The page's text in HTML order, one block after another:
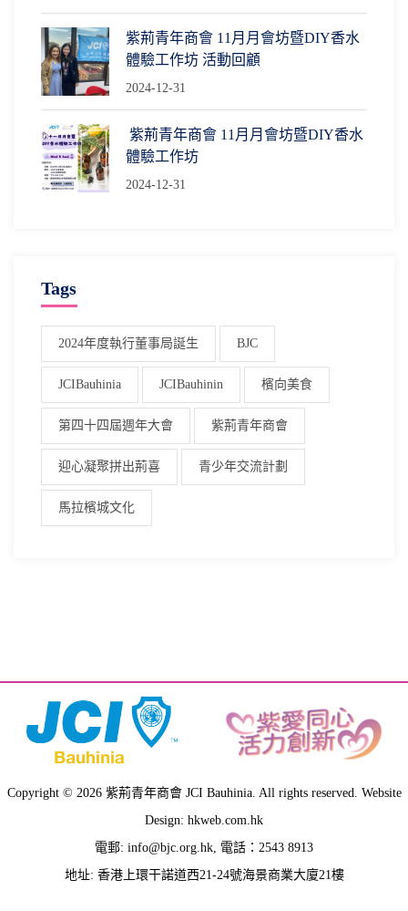
紫荊青年商會 11月月會坊暨DIY香水
體驗工作坊 活動回顧
2024-12-31
紫荊青年商會 11月月會坊暨DIY香水
體驗工作坊
2024-12-31
Tags
2024年度執行董事局誕生 BJC
JCIBauhinia JCIBauhinin 檳向美食
第四十四屆週年大會 紫荊青年商會
迎心凝聚拼出荊喜 青少年交流計劃
馬拉檳城文化
Copyright © 2026 紫荊青年商會 JCI Bauhinia. All rights reserved. Website
Design: hkweb.com.hk
電郵: info@bjc.org.hk , 電話：2543 8913
地址: 香港上環干諾道西21-24號海景商業大廈21樓